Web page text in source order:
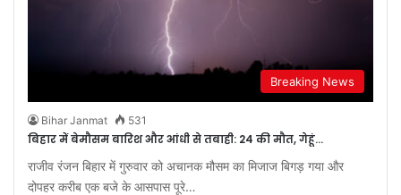
Breaking News
Bihar Janmat 531
बिहार में बेमौसम बारिश और आंधी से तबाही: 24 की मौत, गेहूं…
राजीव रंजन बिहार में गुरुवार को अचानक मौसम का मिजाज बिगड़ गया और
दोपहर करीब एक बजे के आसपास पूरे…